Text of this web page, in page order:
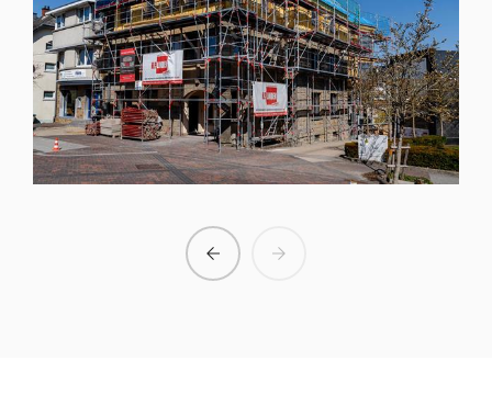
KERNSANIERUNG & AUFSTOCKUNG